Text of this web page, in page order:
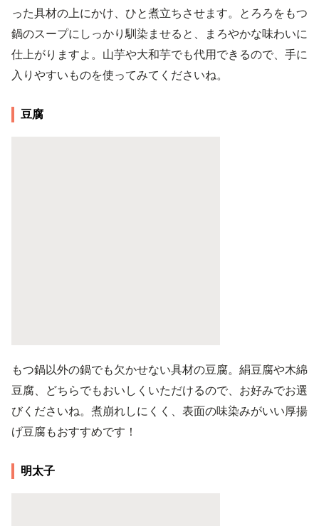
った具材の上にかけ、ひと煮立ちさせます。とろろをもつ
鍋のスープにしっかり馴染ませると、まろやかな味わいに
仕上がりますよ。山芋や大和芋でも代用できるので、手に
入りやすいものを使ってみてくださいね。
豆腐
もつ鍋以外の鍋でも欠かせない具材の豆腐。絹豆腐や木綿
豆腐、どちらでもおいしくいただけるので、お好みでお選
びくださいね。煮崩れしにくく、表面の味染みがいい厚揚
げ豆腐もおすすめです！
明太子